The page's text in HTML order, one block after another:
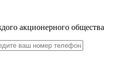
акционерного общества